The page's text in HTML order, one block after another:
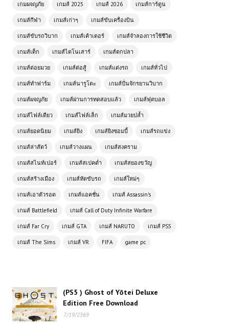
Ninja Storm 4 | Free Download
(PC) Naruto X Boruto: Ultimate
Ninja Storm Connections | Free
โหลดเกมส์ (PC) ฟรี Invincible VS เกม
ต่อสู้ซูเปอร์ฮีโร่สุดเดือด เล่นฟรี ภาพโหด
โหลดเกมส์ (PC) Grand Theft
Auto IV ไฟล์เดียวจบ
โหลดเกมส์ (PC) ฟรี Forza Horizon 6
อาทิตย์อุทัย
โหลดเกมส์ (PC) ฟรี Hollow Knight
เกมผจญภัยใต้ดินสุดดาร์ค ท้าทายทุกสกิ
ลการเล่น 🐛🗡️
เกมผจญภัย เกมส์ 2025 เกมส์ 2026 เกมส์การ์ตูน
เกมส์กีฬา เกมส์เก่าๆ เกมส์ขับเครื่องบิน
เกมส์ขับรถวิบาก เกมส์เค้าเตอร์ เกมส์จำลองการใช้ชีวิต
เกมส์เด็ก เกมส์ไดโนเสาร์ เกมส์ตกปลา
เกมส์ต่อยมวย เกมส์ต่อสู้ เกมส์แต่งรถ เกมส์ทั่วไป
เกมส์ทำฟาร์ม เกมส์นารูโตะ เกมส์ปั่นจักรยานวิบาก
เกมส์ผจญภัย เกมส์ผ่านการทดสอบแล้ว เกมส์ฟุตบอล
เกมส์ไฟล์เดียว เกมส์ไฟล์เล็ก เกมส์มวยปล้ำ
เกมส์ยอดนิยม เกมส์ยิง เกมส์ยิงซอมบี้ เกมส์รถแข่ง
เกมส์ล่าสัตว์ เกมส์วางแผน เกมส์สงคราม
เกมส์สไนท์เปอร์ เกมส์สเปคต่ำ เกมส์สยองขวัญ
เกมส์สร้างเมือง เกมส์หัดขับรถ เกมส์ใหม่ๆ
เกมส์เอาตัวรอด เกมส์แอคชั่น เกมส์ Assassin's
เกมส์ Battlefield เกมส์ Call of Duty Infinite Warfare
เกมส์ Far Cry เกมส์ GTA เกมส์ NARUTO เกมส์ PS5
เกมส์ The Sims เกมส์ VR FIFA game pc
(PS5 ) Ghost of Yōtei Deluxe
Edition Free Download
7/19/2569